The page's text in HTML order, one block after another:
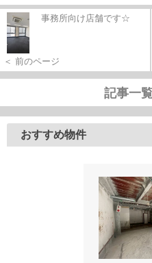
事務所向け店舗です☆
＜ 前のページ
記事一
おすすめ物件